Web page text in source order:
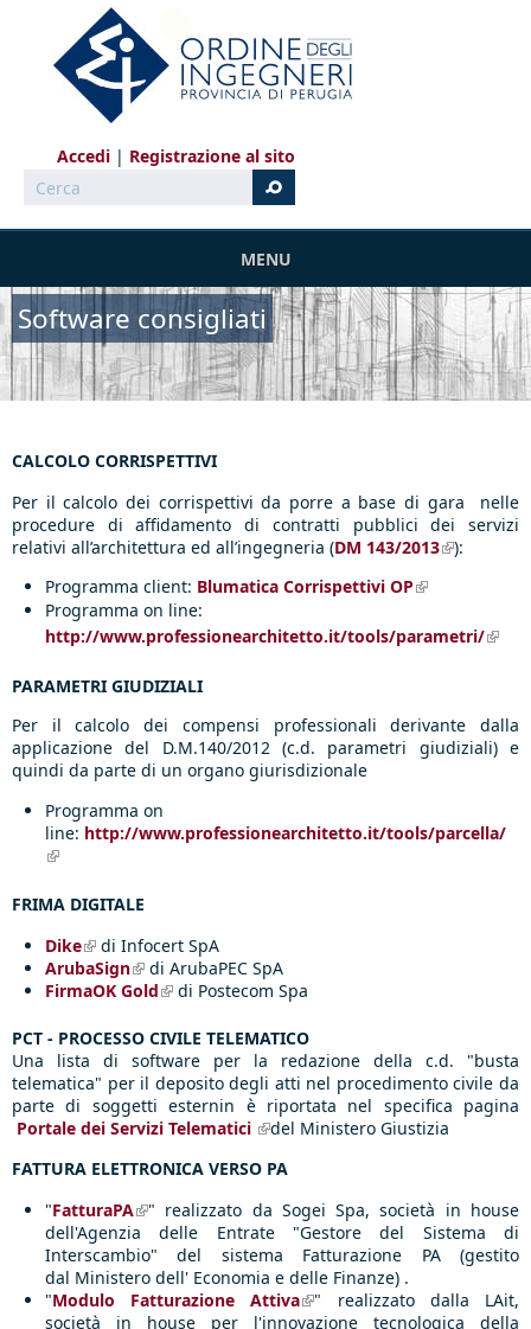
Salta al contenuto principale
Accedi
Registrazione al sito
Cerca
MENU
Software consigliati
CALCOLO CORRISPETTIVI
Per il calcolo dei corrispettivida porre a base di gara nelle
procedure di affidamento di contratti pubblici dei servizi
relativi all’architettura ed all’ingegneria (DM 143/2013(link is
):
Programma client: Blumatica Corrispettivi OP(link is
Programma on line:
http://www.professionearchitetto.it/tools/parametri/(link
PARAMETRI GIUDIZIALI
Per il calcolo dei compensi professionali derivante dalla
applicazione del D.M.140/2012 (c.d. parametri giudiziali) e
quindi da parte di un organo giurisdizionale
Programma on
line: http://www.professionearchitetto.it/tools/parcella/
(link is external)
FRIMA DIGITALE
Dike(link is external)
di Infocert SpA
ArubaSign(link is external)
di ArubaPEC SpA
FirmaOK Gold(link is external)
di Postecom Spa
PCT - PROCESSO CIVILE TELEMATICO
Una lista di software per la redazione della c.d. "busta
telematica" per il deposito degli atti nel procedimento civile da
parte di soggetti esternin è riportata nel specifica pagina
Portale dei Servizi Telematici (link is external)
del Ministero Giustizia
FATTURA ELETTRONICA VERSO PA
"FatturaPA(link is external)
" realizzato da Sogei Spa, società in house
dell'Agenzia delle Entrate "Gestore del Sistema di
Interscambio" del sistema Fatturazione PA (gestito
dal Ministero dell' Economia e delle Finanze) .
"Modulo Fatturazione Attiva(link is external)
" realizzato dalla LAit,
società in house per l'innovazione tecnologica della